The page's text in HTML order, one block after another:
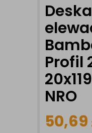
Deska
Profil
NRO
50,69